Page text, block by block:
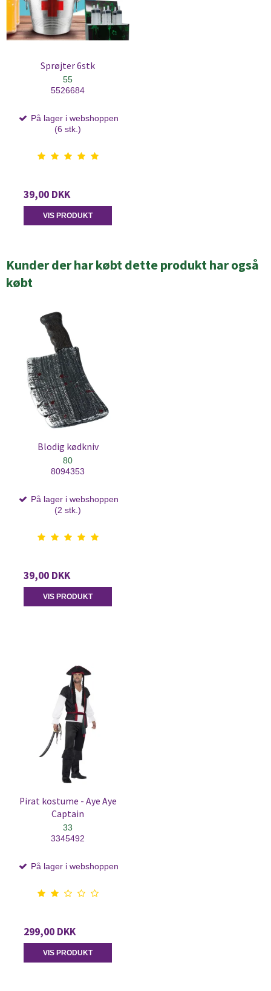
Sprøjter 6stk
55
5526684
På lager i webshoppen
(6 stk.)
39,00 DKK
VIS PRODUKT
Kunder der har købt dette produkt har også
købt
Blodig kødkniv
80
8094353
På lager i webshoppen
(2 stk.)
39,00 DKK
VIS PRODUKT
Pirat kostume - Aye Aye
Captain
33
3345492
På lager i webshoppen
299,00 DKK
VIS PRODUKT